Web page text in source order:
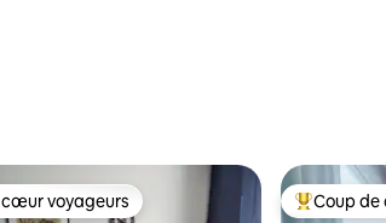
la base de 31 commentaires : 4,77 sur 5
cœur voyageurs
voyageurs Coups de
Coup